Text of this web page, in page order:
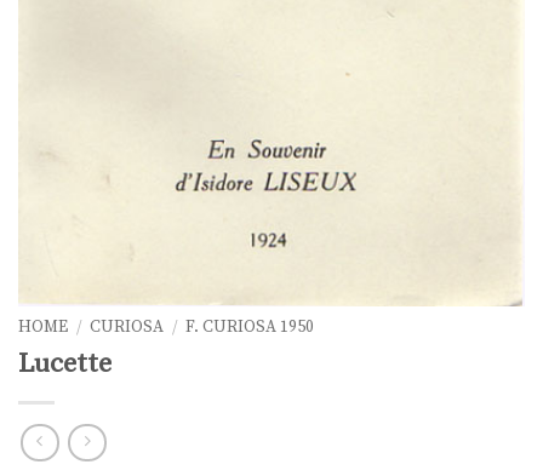
HOME / CURIOSA / F. CURIOSA 1950
Lucette